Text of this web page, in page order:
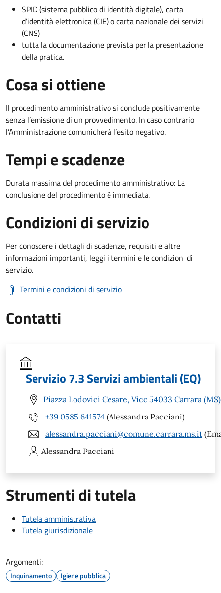
SPID (sistema pubblico di identità digitale), carta
d’identità elettronica (CIE) o carta nazionale dei servizi
(CNS)
tutta la documentazione prevista per la presentazione
della pratica.
Cosa si ottiene
Il procedimento amministrativo si conclude positivamente
senza l’emissione di un provvedimento. In caso contrario
l’Amministrazione comunicherà l’esito negativo.
Tempi e scadenze
Durata massima del procedimento amministrativo: La
conclusione del procedimento è immediata.
Condizioni di servizio
Per conoscere i dettagli di scadenze, requisiti e altre
informazioni importanti, leggi i termini e le condizioni di
servizio.
Termini e condizioni di servizio
Contatti
Servizio 7.3 Servizi ambientali (EQ)
Piazza Lodovici Cesare, Vico 54033 Carrara (MS)
+39 0585 641574 (Alessandra Pacciani)
alessandra.pacciani@comune.carrara.ms.it
Alessandra Pacciani
Strumenti di tutela
Tutela amministrativa
Tutela giurisdizionale
Argomenti:
Inquinamento Igiene pubblica